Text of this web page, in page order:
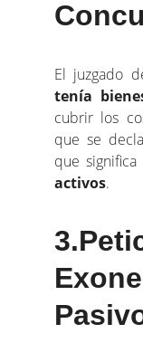
El juzgado
tenía
cubrir los
que se
que significa
activos.